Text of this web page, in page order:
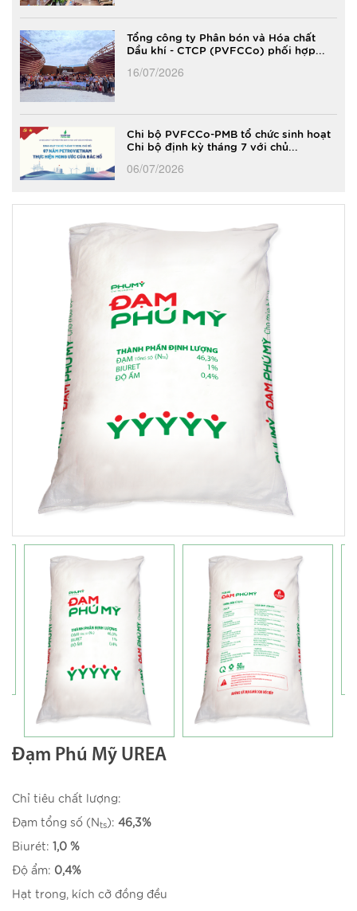
Tổng công ty Phân bón và Hóa chất
Dầu khí - CTCP (PVFCCo) phối hợp...
16/07/2026
Chi bộ PVFCCo-PMB tổ chức sinh hoạt
Chi bộ định kỳ tháng 7 với chủ...
06/07/2026
Đạm Phú Mỹ UREA
Chỉ tiêu chất lượng:
Đạm tổng số (Nts): 46,3%
Biurét: 1,0 %
Độ ẩm: 0,4%
Hạt trong, kích cỡ đồng đều